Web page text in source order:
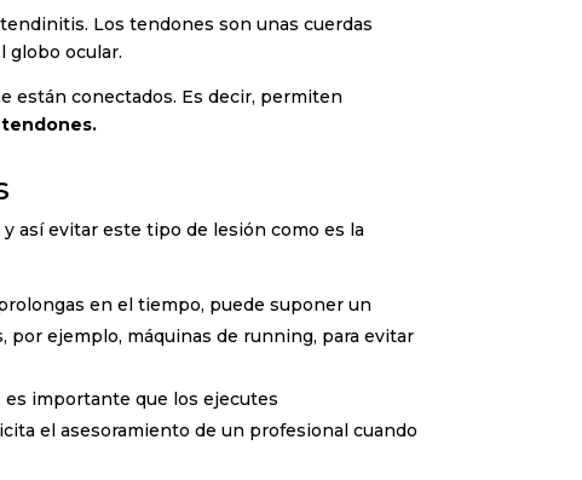
Los tendones son unas cuerdas
globo ocular.
están conectados. Es decir, permiten
así evitar este tipo de lesión como es la
en el tiempo, puede suponer un
ejemplo, máquinas de running, para evitar
importante que los ejecutes
el asesoramiento de un profesional cuando